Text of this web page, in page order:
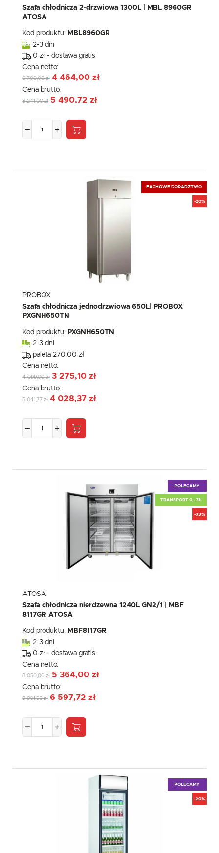
Szafa chłodnicza 2-drzwiowa 1300L | MBL 8960GR
ATOSA
Kod produktu: MBL8960GR
2-3 dni
0 zł - dostawa gratis
Cena netto:
6 700,00 zł 4 464,00 zł
Cena brutto:
8 241,00 zł 5 490,72 zł
FACHOWE DORADZTWO
-20%
PROBOX
Szafa chłodnicza jednodrzwiowa 650L| PROBOX
PXGNH650TN
Kod produktu: PXGNH650TN
2-3 dni
paleta 270.00 zł
Cena netto:
4 099,00 zł 3 275,10 zł
Cena brutto:
5 041,77 zł 4 028,37 zł
POLECAMY
TRANSPORT 0,- ZŁ
-33%
ATOSA
Szafa chłodnicza nierdzewna 1240L GN2/1 | MBF
8117GR ATOSA
Kod produktu: MBF8117GR
2-3 dni
0 zł - dostawa gratis
Cena netto:
8 050,00 zł 5 364,00 zł
Cena brutto:
9 901,50 zł 6 597,72 zł
POLECAMY
-20%